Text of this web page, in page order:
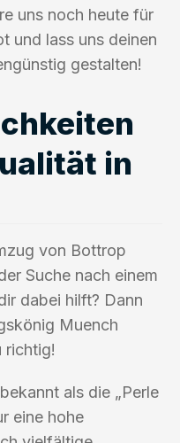
uns noch heute für
und lass uns deinen
gestalten!
in
von Bottrop
Suche nach einem
dabei hilft? Dann
Muench
richtig!
als die „Perle
eine hohe